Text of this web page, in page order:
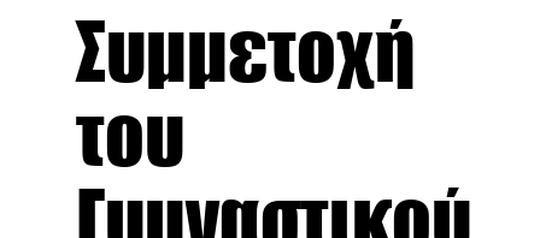
Συμμετοχή
του
Γυμναστικού